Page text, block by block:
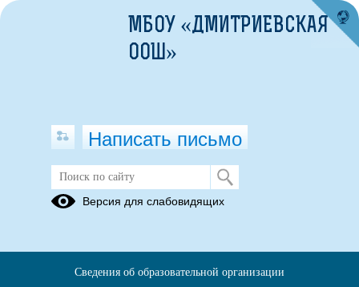
Методические материалы
МБОУ «ДМИТРИЕВСКАЯ
ООШ»
Написать письмо
Версия для слабовидящих
Сведения об образовательной организации